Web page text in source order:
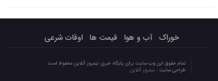
خوراک آب و هوا قیمت ها اوقات شرعی
تمام حقوق این وب سایت برای پایگاه خبری نیمروز آنلاین محفوظ است.
طراحی سایت : نیمروز آنلاین